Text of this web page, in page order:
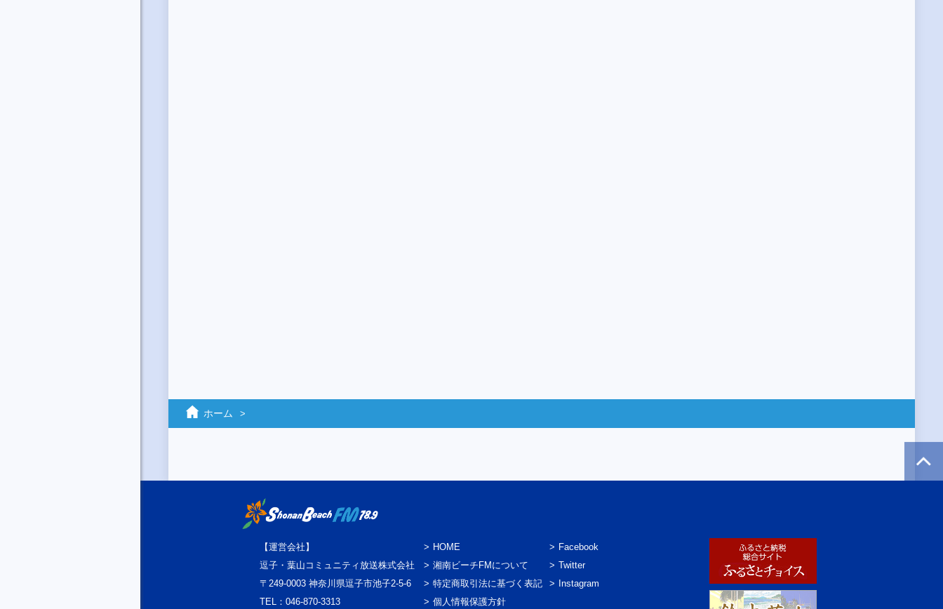
ホーム
【運営会社】
逗子・葉山コミュニティ放送株式会社
〒249-0003 神奈川県逗子市池子2-5-6
TEL：046-870-3313
HOME
湘南ビーチFMについて
特定商取引法に基づく表記
個人情報保護方針
Facebook
Twitter
Instagram